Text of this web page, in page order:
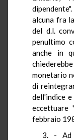
alcuna fra
del d.l.
penultimo
anche in
monetario
di
dell'indice e
eccettuare
febbraio
3. - Ad